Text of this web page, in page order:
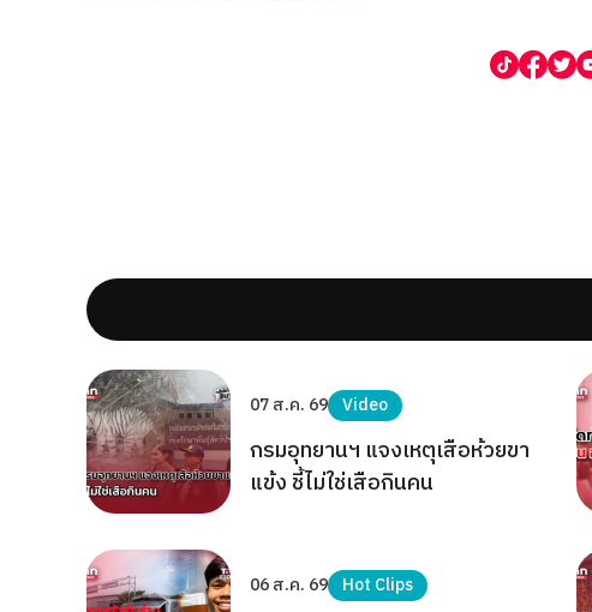
07 ส.ค. 69 Video
กรมอุทยานฯ แจงเหตุเสือห้วยขา
แข้ง ชี้ไม่ใช่เสือกินคน
06 ส.ค. 69 Hot Clips